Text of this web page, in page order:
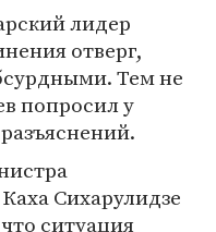
лидер
отверг,
Тем не
попросил у
Сихарулидзе
ситуация